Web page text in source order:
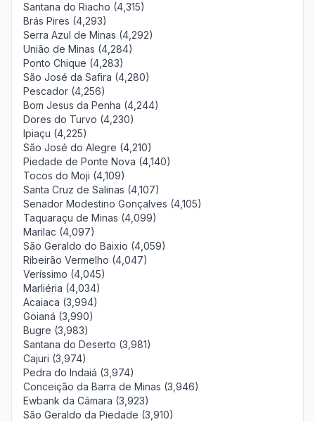
Santana do Riacho (4,315)
Brás Pires (4,293)
Serra Azul de Minas (4,292)
União de Minas (4,284)
Ponto Chique (4,283)
São José da Safira (4,280)
Pescador (4,256)
Bom Jesus da Penha (4,244)
Dores do Turvo (4,230)
Ipiaçu (4,225)
São José do Alegre (4,210)
Piedade de Ponte Nova (4,140)
Tocos do Moji (4,109)
Santa Cruz de Salinas (4,107)
Senador Modestino Gonçalves (4,105)
Taquaraçu de Minas (4,099)
Marilac (4,097)
São Geraldo do Baixio (4,059)
Ribeirão Vermelho (4,047)
Veríssimo (4,045)
Marliéria (4,034)
Acaiaca (3,994)
Goianá (3,990)
Bugre (3,983)
Santana do Deserto (3,981)
Cajuri (3,974)
Pedra do Indaiá (3,974)
Conceição da Barra de Minas (3,946)
Ewbank da Câmara (3,923)
São Geraldo da Piedade (3,910)